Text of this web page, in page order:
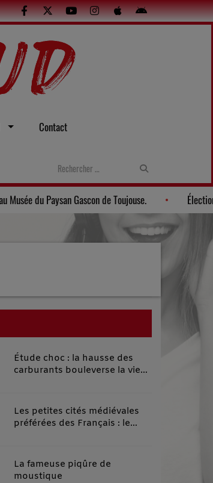
Contact
Gers: Une soirée gasconne au Musée du Paysan
Étude choc : la hausse des
carburants bouleverse la vie
Les petites cités médiévales
préférées des Français : le
La fameuse piqûre de
moustique